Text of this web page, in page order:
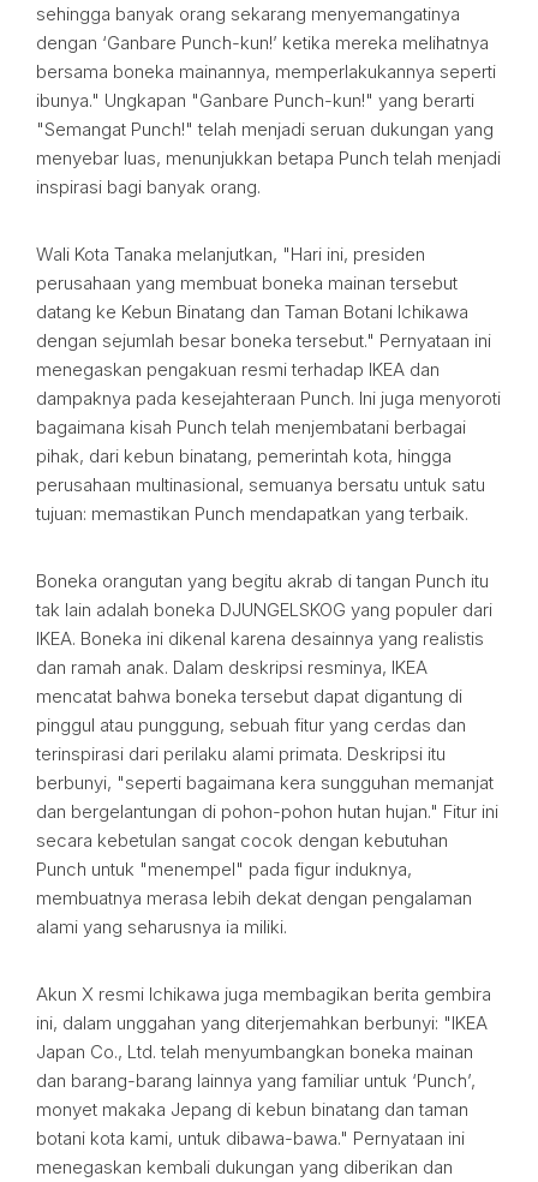
sehingga banyak orang sekarang menyemangatinya
dengan ‘Ganbare Punch-kun!’ ketika mereka melihatnya
bersama boneka mainannya, memperlakukannya seperti
ibunya." Ungkapan "Ganbare Punch-kun!" yang berarti
"Semangat Punch!" telah menjadi seruan dukungan yang
menyebar luas, menunjukkan betapa Punch telah menjadi
inspirasi bagi banyak orang.
Wali Kota Tanaka melanjutkan, "Hari ini, presiden
perusahaan yang membuat boneka mainan tersebut
datang ke Kebun Binatang dan Taman Botani Ichikawa
dengan sejumlah besar boneka tersebut." Pernyataan ini
menegaskan pengakuan resmi terhadap IKEA dan
dampaknya pada kesejahteraan Punch. Ini juga menyoroti
bagaimana kisah Punch telah menjembatani berbagai
pihak, dari kebun binatang, pemerintah kota, hingga
perusahaan multinasional, semuanya bersatu untuk satu
tujuan: memastikan Punch mendapatkan yang terbaik.
Boneka orangutan yang begitu akrab di tangan Punch itu
tak lain adalah boneka DJUNGELSKOG yang populer dari
IKEA. Boneka ini dikenal karena desainnya yang realistis
dan ramah anak. Dalam deskripsi resminya, IKEA
mencatat bahwa boneka tersebut dapat digantung di
pinggul atau punggung, sebuah fitur yang cerdas dan
terinspirasi dari perilaku alami primata. Deskripsi itu
berbunyi, "seperti bagaimana kera sungguhan memanjat
dan bergelantungan di pohon-pohon hutan hujan." Fitur ini
secara kebetulan sangat cocok dengan kebutuhan
Punch untuk "menempel" pada figur induknya,
membuatnya merasa lebih dekat dengan pengalaman
alami yang seharusnya ia miliki.
Akun X resmi Ichikawa juga membagikan berita gembira
ini, dalam unggahan yang diterjemahkan berbunyi: "IKEA
Japan Co., Ltd. telah menyumbangkan boneka mainan
dan barang-barang lainnya yang familiar untuk ‘Punch’,
monyet makaka Jepang di kebun binatang dan taman
botani kota kami, untuk dibawa-bawa." Pernyataan ini
menegaskan kembali dukungan yang diberikan dan